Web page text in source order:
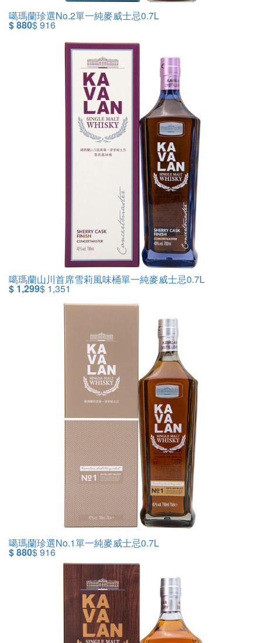
噶瑪蘭珍選No.2單一純麥威士忌0.7L
$ 880$ 916
噶瑪蘭山川首席雪莉風味桶單一純麥威士忌0.7L
$ 1,299$ 1,351
噶瑪蘭珍選No.1單一純麥威士忌0.7L
$ 880$ 916